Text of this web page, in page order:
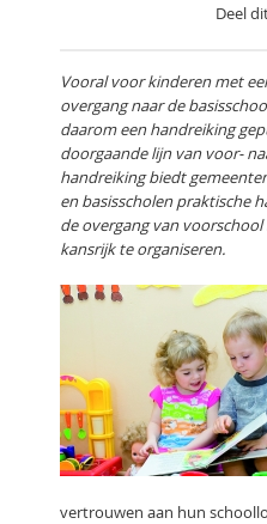
Deel
Vooral voor kinderen met
overgang naar de
daarom een handreiking
doorgaande lijn van voor-
handreiking biedt
en basisscholen praktische
de overgang van
kansrijk te organiseren.
vertrouwen aan hun